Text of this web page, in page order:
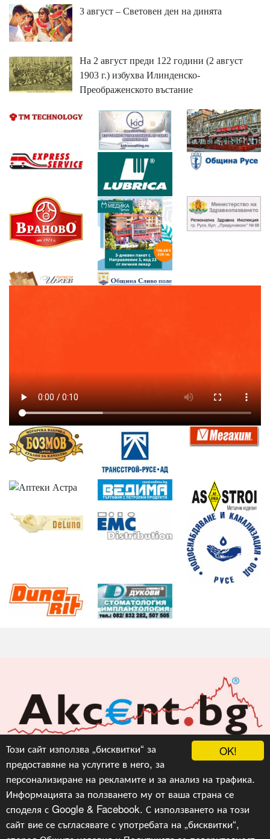
OK!
Този сайт използва „бисквитки“ за
предоставяне на услугите в него, за
персонализиране на рекламите и за анализ на трафика.
Информацията за ползването му от ваша страна се
споделя с Google & Facebook. С използването на този
сайт вие се съгласявате с употребата на „бисквитки“,
3 август – Световен ден на динята
На 2 август преди 122 години (2 август
1903 г.) избухва Илинденско-
Преображенското въстание
Акцент БГ ЕООД
info@akcent.bg
Facebook
Copyright © 2010, 2016, 2018-2022, 2023, v.3.0,
Акцент